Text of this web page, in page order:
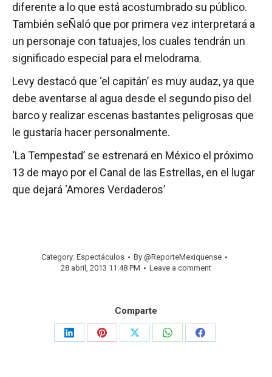
diferente a lo que está acostumbrado su público.
También seÑaló que por primera vez interpretará a
un personaje con tatuajes, los cuales tendrán un
significado especial para el melodrama.
Levy destacó que ‘el capitán’ es muy audaz, ya que
debe aventarse al agua desde el segundo piso del
barco y realizar escenas bastantes peligrosas que
le gustaría hacer personalmente.
‘La Tempestad’ se estrenará en México el próximo
13 de mayo por el Canal de las Estrellas, en el lugar
que dejará ‘Amores Verdaderos’
Category: Espectáculos By @ReporteMexiquense
28 abril, 2013 11:48 PM
Leave a comment
Comparte
Share
Share
Share
Share
Share